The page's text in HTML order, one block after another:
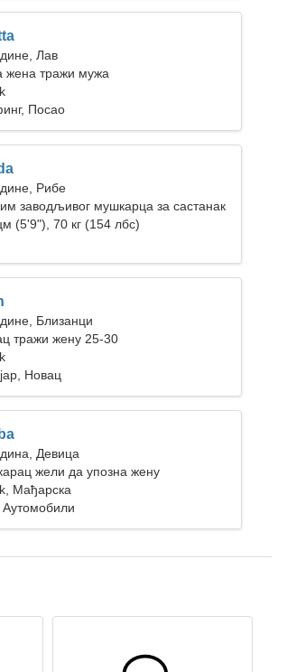
Лав
жена тражи мужа
Посао
Рибе
заводљивог мушкарца за састанак
(5'9"), 70 кг (154 лбс)
Близанци
тражи жену 25-30
Новац
Девица
жели да упозна жену
Мађарска
Аутомобили